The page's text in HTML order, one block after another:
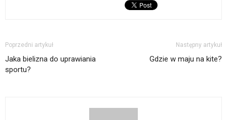
Poprzedni artykuł
Jaka bielizna do uprawiania
sportu?
Następny artykuł
Gdzie w maju na kite?